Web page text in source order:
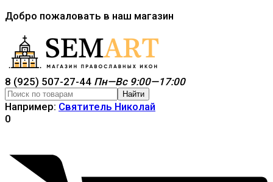
Добро пожаловать в наш магазин
8 (925) 507-27-44 Пн—Вс 9:00—17:00
Найти
Например: Святитель Николай
0